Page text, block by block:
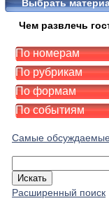
Выбрать
Чем развлечь
По номерам
По рубрикам
По формам
По событиям
Самые
Расширенный поиск